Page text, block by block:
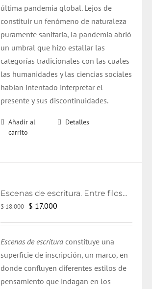
última pandemia global. Lejos de
constituir un fenómeno de naturaleza
puramente sanitaria, la pandemia abrió
un umbral que hizo estallar las
categorías tradicionales con las cuales
las humanidades y las ciencias sociales
habían intentado interpretar el
presente y sus discontinuidades.
Añadir al
carrito
Detalles
Escenas de escritura. Entre filosofía y literatura
$18.000 El
era:
$ 18.000.
$ 17.000
es:
$ 17.000.
Escenas de escritura constituye una
superficie de inscripción, un marco, en
donde confluyen diferentes estilos de
pensamiento que indagan en los